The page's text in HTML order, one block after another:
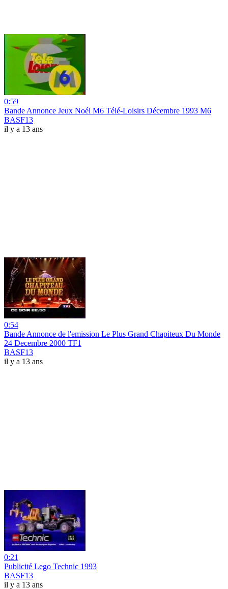
0:59
Bande Annonce Jeux Noél M6 Télé-Loisirs Décembre 1993 M6
BASF13
il y a 13 ans
0:54
Bande Annonce de l'emission Le Plus Grand Chapiteux Du Monde
24 Decembre 2000 TF1
BASF13
il y a 13 ans
0:21
Publicité Lego Technic 1993
BASF13
il y a 13 ans